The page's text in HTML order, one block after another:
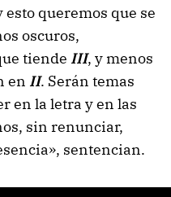
queremos que se
oscuros,
tiende III, y menos
en II. Serán temas
en la letra y en las
sin renunciar,
sentencian.